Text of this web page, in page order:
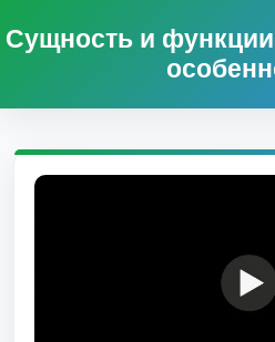
Сущность и